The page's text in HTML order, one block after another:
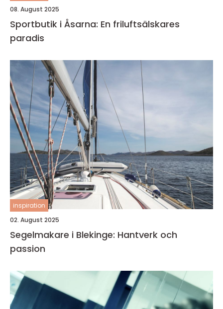
08. August 2025
Sportbutik i Åsarna: En friluftsälskares
paradis
inspiration
02. August 2025
Segelmakare i Blekinge: Hantverk och
passion